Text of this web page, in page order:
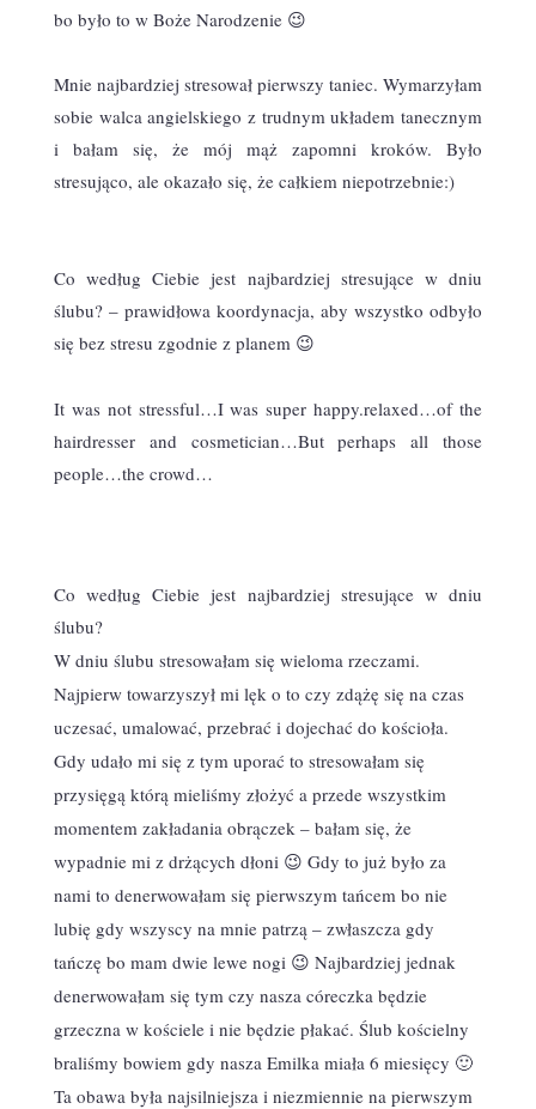
bo było to w Boże Narodzenie 😉
Mnie najbardziej stresował pierwszy taniec. Wymarzyłam
sobie walca angielskiego z trudnym układem tanecznym
i bałam się, że mój mąż zapomni kroków. Było
stresująco, ale okazało się, że całkiem niepotrzebnie:)
Co według Ciebie jest najbardziej stresujące w dniu
ślubu? – prawidłowa koordynacja, aby wszystko odbyło
się bez stresu zgodnie z planem 😉
It was not stressful…I was super happy.relaxed…of the
hairdresser and cosmetician…But perhaps all those
people…the crowd…
Co według Ciebie jest najbardziej stresujące w dniu
ślubu?
W dniu ślubu stresowałam się wieloma rzeczami.
Najpierw towarzyszył mi lęk o to czy zdążę się na czas
uczesać, umalować, przebrać i dojechać do kościoła.
Gdy udało mi się z tym uporać to stresowałam się
przysięgą którą mieliśmy złożyć a przede wszystkim
momentem zakładania obrączek – bałam się, że
wypadnie mi z drżących dłoni 😉 Gdy to już było za
nami to denerwowałam się pierwszym tańcem bo nie
lubię gdy wszyscy na mnie patrzą – zwłaszcza gdy
tańczę bo mam dwie lewe nogi 😉 Najbardziej jednak
denerwowałam się tym czy nasza córeczka będzie
grzeczna w kościele i nie będzie płakać. Ślub kościelny
braliśmy bowiem gdy nasza Emilka miała 6 miesięcy 🙂
Ta obawa była najsilniejsza i niezmiennie na pierwszym